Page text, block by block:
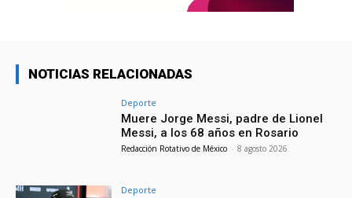
NOTICIAS RELACIONADAS
Deporte
Muere Jorge Messi, padre de Lionel
Messi, a los 68 años en Rosario
Redacción Rotativo de México - 8 agosto 2026
Deporte